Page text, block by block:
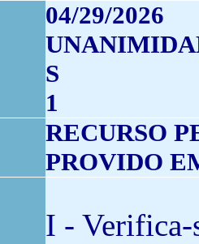
04/29/2026
S
1
RECURSO
PROVIDO
I - Verifica-